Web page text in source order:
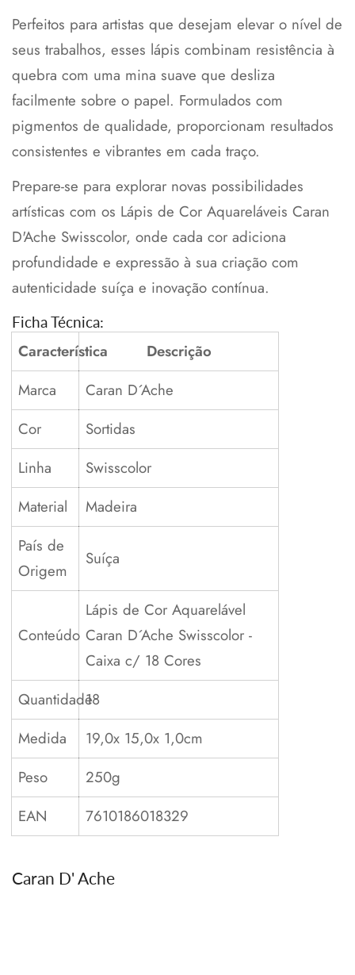
Perfeitos para artistas que desejam elevar o nível de
seus trabalhos, esses lápis combinam resistência à
quebra com uma mina suave que desliza
facilmente sobre o papel. Formulados com
pigmentos de qualidade, proporcionam resultados
consistentes e vibrantes em cada traço.
Prepare-se para explorar novas possibilidades
artísticas com os Lápis de Cor Aquareláveis Caran
D'Ache Swisscolor, onde cada cor adiciona
profundidade e expressão à sua criação com
autenticidade suíça e inovação contínua.
Ficha Técnica:
Característica
Descrição
Marca
Caran D´Ache
Cor
Sortidas
Linha
Swisscolor
Material
Madeira
País de
Origem
Suíça
Conteúdo
Lápis de Cor Aquarelável
Caran D´Ache Swisscolor -
Caixa c/ 18 Cores
Quantidade18
Medida
19,0x 15,0x 1,0cm
Peso
250g
EAN
7610186018329
Caran D' Ache
Confirm your age
Are you 18 years old or older?
Yes, I am